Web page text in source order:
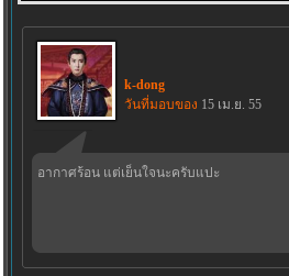
k-dong
วันที่มอบของ 15 เม.ย. 55
อากาศร้อน แต่เย็นใจนะครับแปะ